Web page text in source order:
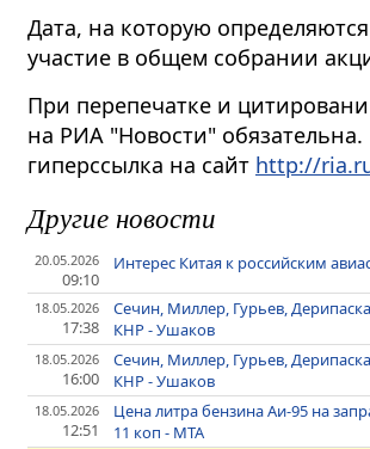
Дата, на которую
участие в общем собрании
При перепечатке и
на РИА "Новости"
гиперссылка на сайт http://
Другие новости
20.05.2026
09:10
Интерес Китая к российским
18.05.2026
17:38
Сечин, Миллер, Гурьев,
КНР - Ушаков
18.05.2026
16:00
Сечин, Миллер, Гурьев,
КНР - Ушаков
18.05.2026
12:51
Цена литра бензина Аи-95 на
11 коп - МТА